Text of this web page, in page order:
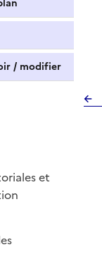
/ modifier
et